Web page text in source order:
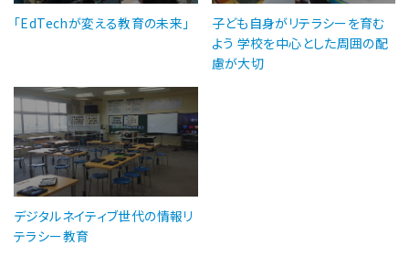
「EdTechが変える教育の未来」
子ども自身がリテラシーを育む
よう 学校を中心とした周囲の配
慮が大切
デジタルネイティブ世代の情報リ
テラシー教育